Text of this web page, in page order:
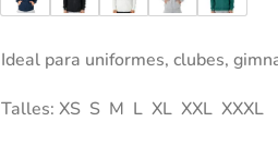
Ideal para uniformes, clubes,
Talles: XS S M L XL XXL XXXL